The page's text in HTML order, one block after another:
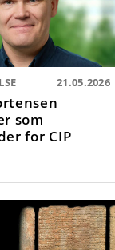
21.05.2026
som
for CIP